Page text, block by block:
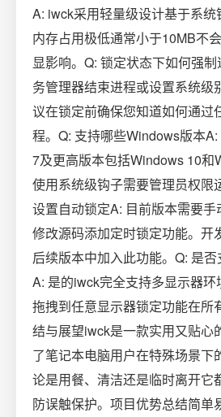
A: iwck采用轻量级设计基于系
内存占用极低通常小于10MB不
显影响。Q: 锁定状态下如何强
务管理器结束进程或设置系统级
议在锁定前确保您知道如何通过
程。Q: 支持哪些Windows版本
7及更高版本包括Windows 10和
使用系统级钩子需要管理员权限
设置自动锁定A: 目前版本需要
修改源码添加定时锁定功能。开
后续版本中加入此功能。Q: 是
A: 是的iwck完全支持多显示器环
拖拽到任意显示器锁定功能在所
结与展望iwck是一款实用又贴心
了笔记本电脑用户在特殊场景下
论是用餐、清洁还是临时离开它
防误触保护。项目优势总结简单